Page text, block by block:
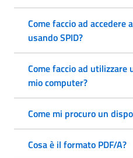
Come faccio ad accedere
usando SPID?
Come faccio ad utilizzare
mio computer?
Come mi procuro un
Cosa è il formato PDF/A?